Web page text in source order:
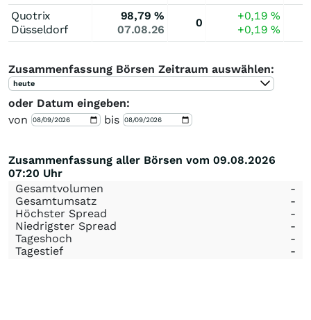
Quotrix
Düsseldorf
98,79 %
07.08.26
0
+0,19%
+0,19%
Zusammenfassung Börsen Zeitraum auswählen:
heute
oder Datum eingeben:
von
bis
Zusammenfassung aller Börsen vom 09.08.2026
07:20 Uhr
Gesamtvolumen
-
Gesamtumsatz
-
Höchster Spread
-
Niedrigster Spread
-
Tageshoch
-
Tagestief
-